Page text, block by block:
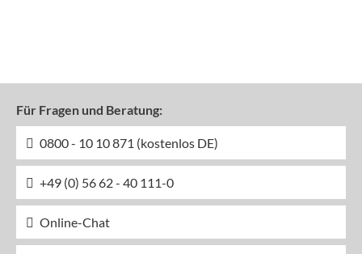
Für Fragen und Beratung:
0800 - 10 10 871 (kostenlos DE)
+49 (0) 56 62 - 40 111-0
Online-Chat